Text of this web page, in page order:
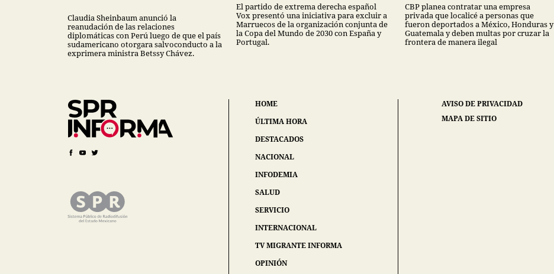
Claudia Sheinbaum anunció la
reanudación de las relaciones
diplomáticas con Perú luego de que el país
sudamericano otorgara salvoconducto a la
exprimera ministra Betssy Chávez.
El partido de extrema derecha español
Vox presentó una iniciativa para excluir a
Marruecos de la organización conjunta de
la Copa del Mundo de 2030 con España y
Portugal.
CBP planea contratar una empresa
privada que localicé a personas que
fueron deportados a México, Honduras y
Guatemala y deben multas por cruzar la
frontera de manera ilegal
HOME
ÚLTIMA HORA
DESTACADOS
NACIONAL
INFODEMIA
SALUD
SERVICIO
INTERNACIONAL
TV MIGRANTE INFORMA
OPINIÓN
AVISO DE PRIVACIDAD
MAPA DE SITIO